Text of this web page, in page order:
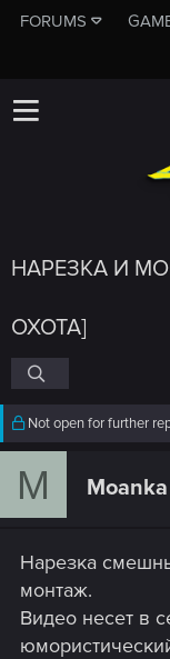
FORUMS
НАРЕЗКА И
ОХОТА]
Not open for further
M Moanka
Нарезка
монтаж.
Видео несет в